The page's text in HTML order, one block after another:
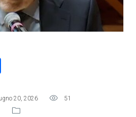
20, 2026
51